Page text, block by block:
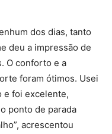
dos dias, tanto
deu a impressão de
O conforto e a
foram ótimos. Usei
e foi excelente,
ponto de parada
acrescentou